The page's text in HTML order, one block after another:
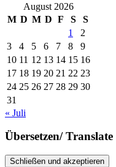
August 2026
M D M D F S
S
1
2
3
4 5 6 7 8
9
10 11 12 13 14 15 16
17 18 19 20 21 22 23
24 25 26 27 28 29 30
31
« Juli
Übersetzen/ Translate